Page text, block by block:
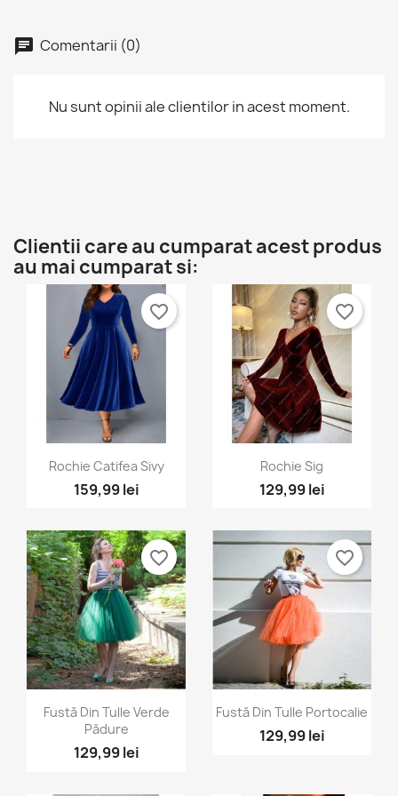
Comentarii (0)
Nu sunt opinii ale clientilor in acest moment.
Clientii care au cumparat acest produs
au mai cumparat si:
Vizualizare rapida
Rochie Catifea Sivy
159,99 lei
favorite_border
Vizualizare rapida
Rochie Sig
129,99 lei
favorite_border
Vizualizare rapida
Fustă Din Tulle Verde
Pădure
129,99 lei
favorite_border
Vizualizare rapida
Fustă Din Tulle Portocalie
129,99 lei
favorite_border